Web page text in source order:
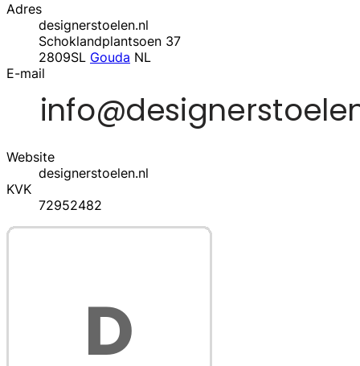
Adres
designerstoelen.nl
Schoklandplantsoen 37
2809SL Gouda NL
E-mail
Website
designerstoelen.nl
KVK
72952482